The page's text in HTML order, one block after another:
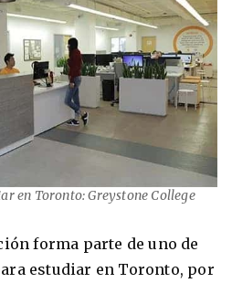
en Toronto: Greystone College
forma parte de uno de
estudiar en Toronto, por